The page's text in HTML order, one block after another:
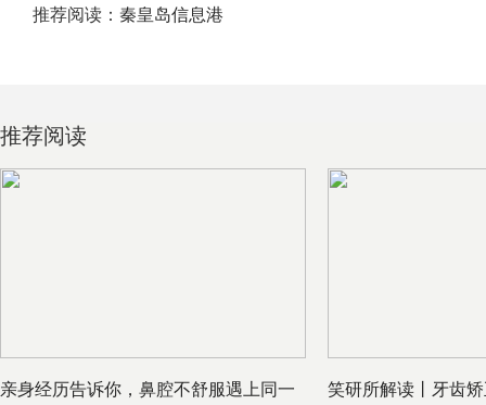
推荐阅读： 秦皇岛信息港
推荐阅读
亲身经历告诉你，鼻腔不舒服遇上同一
笑研所解读丨牙齿